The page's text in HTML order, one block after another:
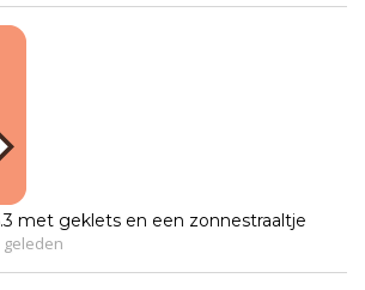
met geklets en een zonnestraaltje